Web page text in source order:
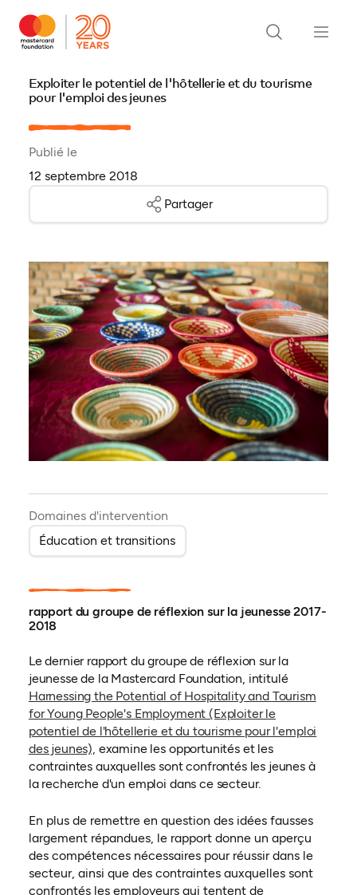
Exploiter le potentiel de l'hôtellerie et du tourisme
pour l'emploi des jeunes
Publié le
12 septembre 2018
Partager
Domaines d'intervention
Éducation et transitions
rapport du groupe de réflexion sur la jeunesse 2017-
2018
Le dernier rapport du groupe de réflexion sur la
jeunesse de la Mastercard Foundation, intitulé
Harnessing the Potential of Hospitality and Tourism
for Young People's Employment (Exploiter le
potentiel de l'hôtellerie et du tourisme pour l'emploi
des jeunes), (ouvre dans un nouvel onglet)
examine les opportunités et les
contraintes auxquelles sont confrontés les jeunes à
la recherche d'un emploi dans ce secteur.
En plus de remettre en question des idées fausses
largement répandues, le rapport donne un aperçu
des compétences nécessaires pour réussir dans le
secteur, ainsi que des contraintes auxquelles sont
confrontés les employeurs qui tentent de